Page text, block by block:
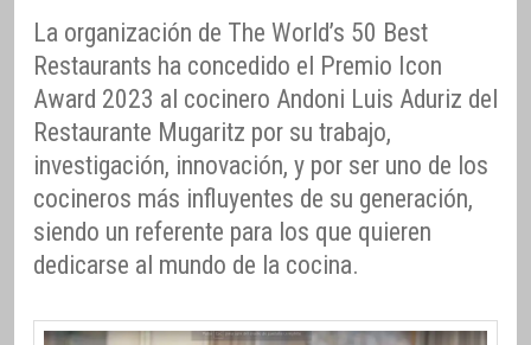
La organización de The World’s 50 Best
Restaurants ha concedido el Premio Icon
Award 2023 al cocinero Andoni Luis Aduriz del
Restaurante Mugaritz por su trabajo,
investigación, innovación, y por ser uno de los
cocineros más influyentes de su generación,
siendo un referente para los que quieren
dedicarse al mundo de la cocina.